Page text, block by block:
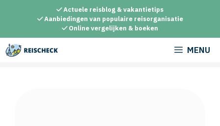
inhoud
Actuele reisblog & vakantietips
Aanbiedingen van populaire reisorganisatie
Online vergelijken & boeken
MENU